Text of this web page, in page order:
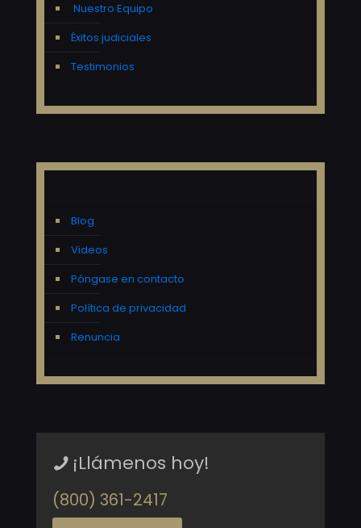
Nuestro Equipo
Éxitos judiciales
Testimonios
Blog
Videos
Póngase en contacto
Política de privacidad
Renuncia
¡Llámenos hoy!
(800) 361-2417